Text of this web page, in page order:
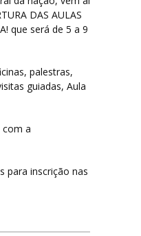
DAS AULAS
que será de 5 a 9
palestras,
guiadas, Aula
a
para inscrição nas